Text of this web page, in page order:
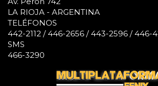
LA RIOJA - ARGENTINA
TELÉFONOS
442-2112 / 446-2656 / 443-2596 / 446-
SMS
466-3290